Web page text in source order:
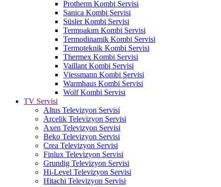
Protherm Kombi Servisi
Sanica Kombi Servisi
Süsler Kombi Servisi
Termoakım Kombi Servisi
Termodinamik Kombi Servisi
Termoteknik Kombi Servisi
Thermex Kombi Servisi
Vaillant Kombi Servisi
Viessmann Kombi Servisi
Warmhaus Kombi Servisi
Wolf Kombi Servisi
TV Servisi
Altus Televizyon Servisi
Arçelik Televizyon Servisi
Axen Televizyon Servisi
Beko Televizyon Servisi
Crea Televizyon Servisi
Finlux Televizyon Servisi
Grundig Televizyon Servisi
Hi-Level Televizyon Servisi
Hitachi Televizyon Servisi